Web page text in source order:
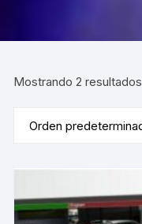
Mostrando 2 resultados